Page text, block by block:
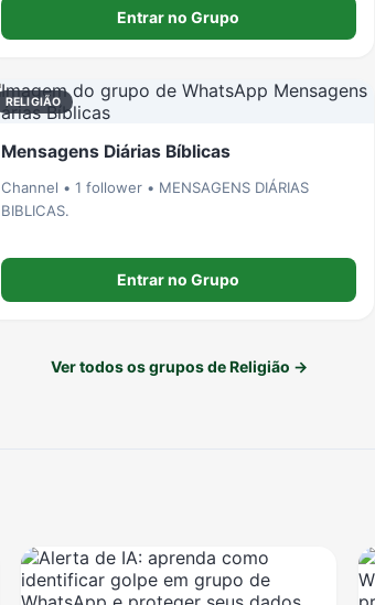
Entrar no Grupo
RELIGIÃO
Mensagens Diárias Bíblicas
Channel • 1 follower • MENSAGENS DIÁRIAS
BIBLICAS.
Entrar no Grupo
Ver todos os grupos de Religião →